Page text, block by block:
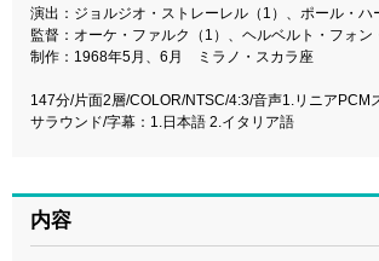
演出：ジョルジオ・ストレーレル（1）、ポール・ハ
監督：オーケ・ファルク（1）、ヘルベルト・フォン
制作：1968年5月、6月 ミラノ・スカラ座
147分/片面2層/COLOR/NTSC/4:3/音声1.リニアPCM
サラウンド/字幕：1.日本語 2.イタリア語
内容